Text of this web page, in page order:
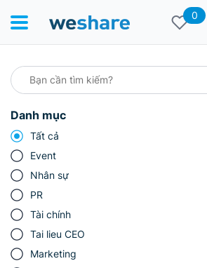
0
Danh mục
Tất cả
Event
Nhân sự
PR
Tài chính
Tai lieu CEO
Marketing